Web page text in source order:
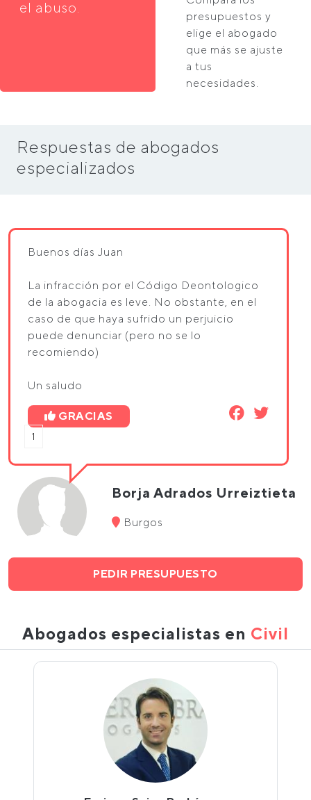
el abuso.
presupuestos y
elige el abogado
que más se ajuste
a tus
necesidades.
Respuestas de abogados
especializados
Buenos días Juan
La infracción por el Código Deontologico
de la abogacia es leve. No obstante, en el
caso de que haya sufrido un perjuicio
puede denunciar (pero no se lo
recomiendo)
Un saludo
GRACIAS
1
Borja Adrados Urreiztieta
Burgos
PEDIR PRESUPUESTO
Abogados especialistas en Civil